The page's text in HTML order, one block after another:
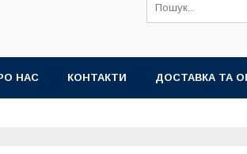
НАС КОНТАКТИ ДОСТАВКА ТА